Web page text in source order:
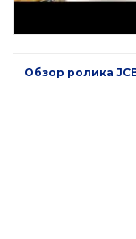
Обзор ролика